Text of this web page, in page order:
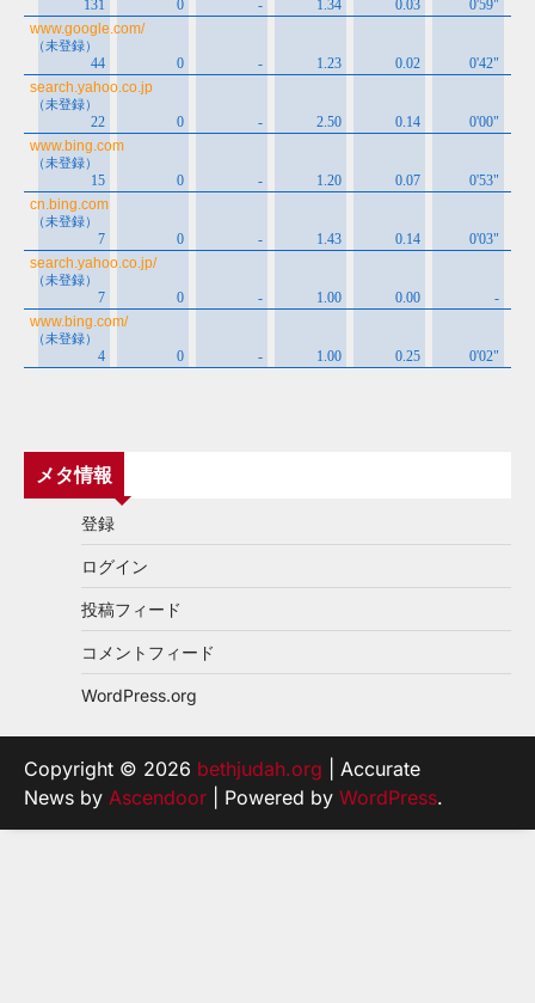
メタ情報
登録
ログイン
投稿フィード
コメントフィード
WordPress.org
Copyright © 2026 bethjudah.org | Accurate
News by Ascendoor | Powered by WordPress.